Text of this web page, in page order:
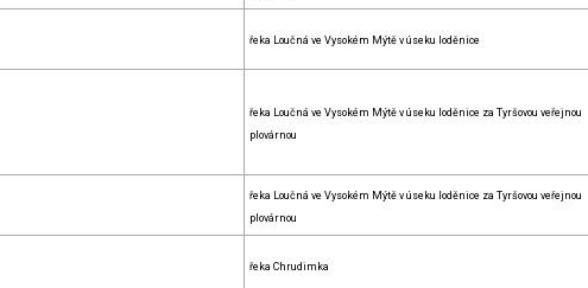
řeka Loučná ve Vysokém Mýtě v úseku loděnice
řeka Loučná ve Vysokém Mýtě v úseku loděnice za Tyršovou veřejnou
plovárnou
řeka Loučná ve Vysokém Mýtě v úseku loděnice za Tyršovou veřejnou
plovárnou
řeka Chrudimka